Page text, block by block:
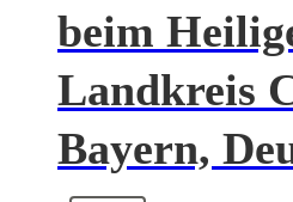
beim
Landkreis
Bayern,